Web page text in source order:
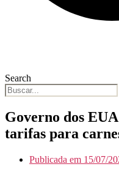
Search
Governo dos
tarifas para
Publicada em 15/07/